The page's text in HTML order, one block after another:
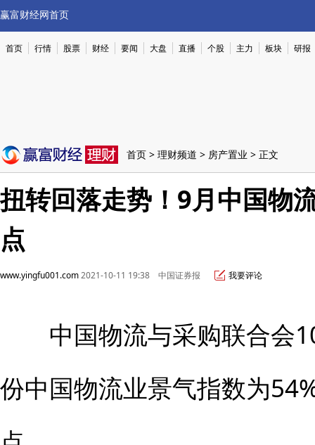
赢富财经网首页
首页 行情 股票 财经 要闻 大盘 直播 个股 主力 板块 研报
首页 > 理财频道 > 房产置业 > 正文
扭转回落走势！9月中国物
点
www.yingfu001.com2021-10-11 19:38 中国证券报 我要评论
中国物流与采购联合会
份中国物流业景气指数为